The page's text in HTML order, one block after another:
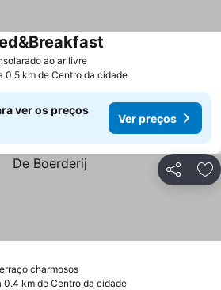
ao ar livreVer preços
0.5 km de Centro da cidade
ver os preços
Ver preços
Partilhar
charmososVer preços
0.4 km de Centro da cidade